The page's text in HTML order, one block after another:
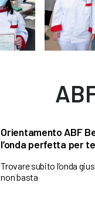
Orientamento ABF
l’onda perfetta per
Trovare subito l’onda
non basta